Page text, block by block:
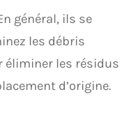
général, ils se
les débris
éliminer les résidus
d’origine.